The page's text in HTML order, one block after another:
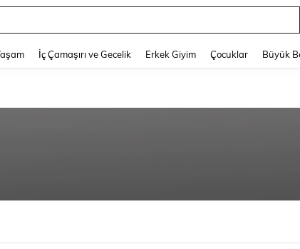
İç Çamaşırı ve Gecelik Erkek Giyim Çocuklar Büyük